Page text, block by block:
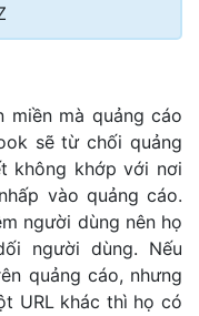
miền mà quảng cáo
sẽ từ chối quảng
không khớp với nơi
vào quảng cáo.
người dùng nên họ
người dùng. Nếu
quảng cáo, nhưng
URL khác thì họ có